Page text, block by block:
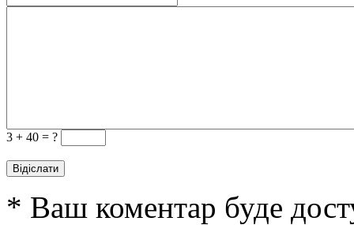
3 + 40 = ?
* Ваш коментар буде